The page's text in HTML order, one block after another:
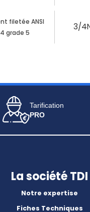
filetée ANSI
4 grade 5
3/
Tarification
PRO
La société TDI
Notre expertise
Fiches Techniques